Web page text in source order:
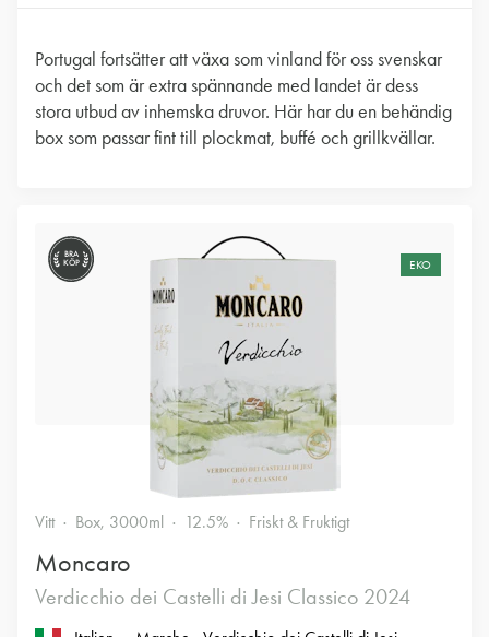
Portugal fortsätter att växa som vinland för oss svenskar
och det som är extra spännande med landet är dess
stora utbud av inhemska druvor. Här har du en behändig
box som passar fint till plockmat, buffé och grillkvällar.
BRA
KÖP
EKO
Vitt Box, 3000ml 12.5% Friskt & Fruktigt
Moncaro
Verdicchio dei Castelli di Jesi Classico 2024